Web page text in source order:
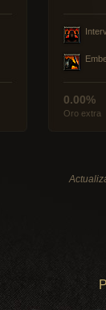
0.00%
Oro extra